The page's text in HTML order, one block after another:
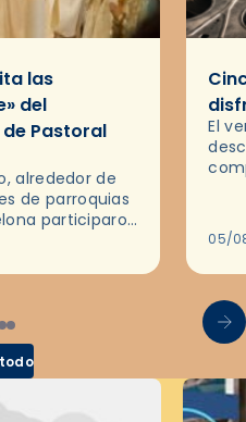
las
del
Pastoral
alrededor de
de parroquias
participaron
organizadas
El
05/